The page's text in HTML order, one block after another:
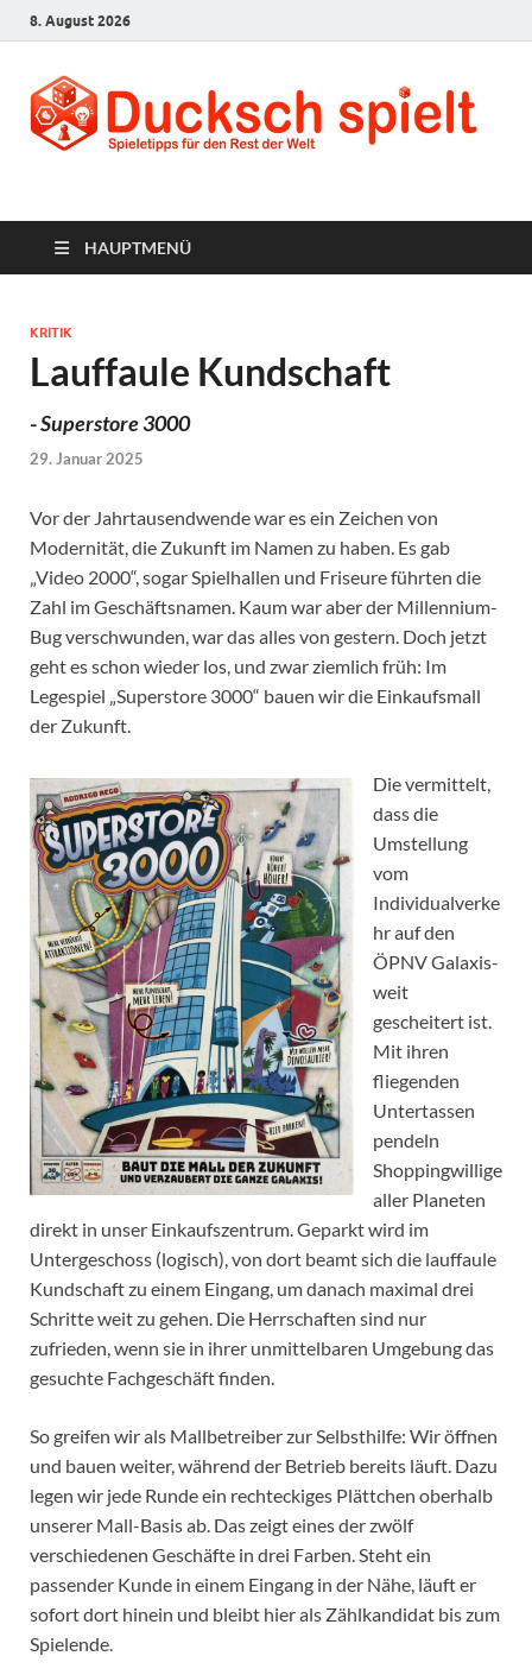
8. August 2026
Ducksch Spielt
HAUPTMENÜ
KRITIK
Lauffaule Kundschaft
-Superstore 3000
29. Januar 2025
Vor der Jahrtausendwende war es ein Zeichen von
Modernität, die Zukunft im Namen zu haben. Es gab
„Video 2000“, sogar Spielhallen und Friseure führten die
Zahl im Geschäftsnamen. Kaum war aber der Millennium-
Bug verschwunden, war das alles von gestern. Doch jetzt
geht es schon wieder los, und zwar ziemlich früh: Im
Legespiel „Superstore 3000“ bauen wir die Einkaufsmall
der Zukunft.
Die vermittelt,
dass die
Umstellung
vom
Individualverke
hr auf den
ÖPNV Galaxis-
weit
gescheitert ist.
Mit ihren
fliegenden
Untertassen
pendeln
Shoppingwillige
aller Planeten
direkt in unser Einkaufszentrum. Geparkt wird im
Untergeschoss (logisch), von dort beamt sich die lauffaule
Kundschaft zu einem Eingang, um danach maximal drei
Schritte weit zu gehen. Die Herrschaften sind nur
zufrieden, wenn sie in ihrer unmittelbaren Umgebung das
gesuchte Fachgeschäft finden.
So greifen wir als Mallbetreiber zur Selbsthilfe: Wir öffnen
und bauen weiter, während der Betrieb bereits läuft. Dazu
legen wir jede Runde ein rechteckiges Plättchen oberhalb
unserer Mall-Basis ab. Das zeigt eines der zwölf
verschiedenen Geschäfte in drei Farben. Steht ein
passender Kunde in einem Eingang in der Nähe, läuft er
sofort dort hinein und bleibt hier als Zählkandidat bis zum
Spielende.